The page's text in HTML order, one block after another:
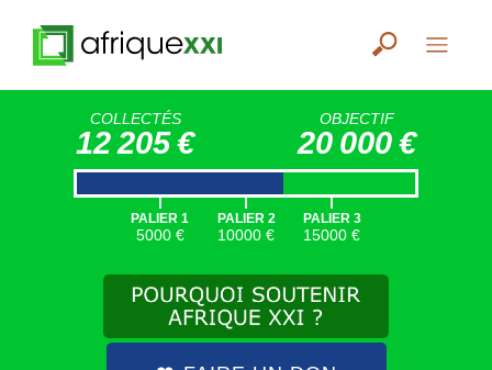
COLLECTÉS
12 205 €
OBJECTIF
20 000 €
|
PALIER 1
5000 €
|
PALIER 2
10000 €
|
PALIER 3
15000 €